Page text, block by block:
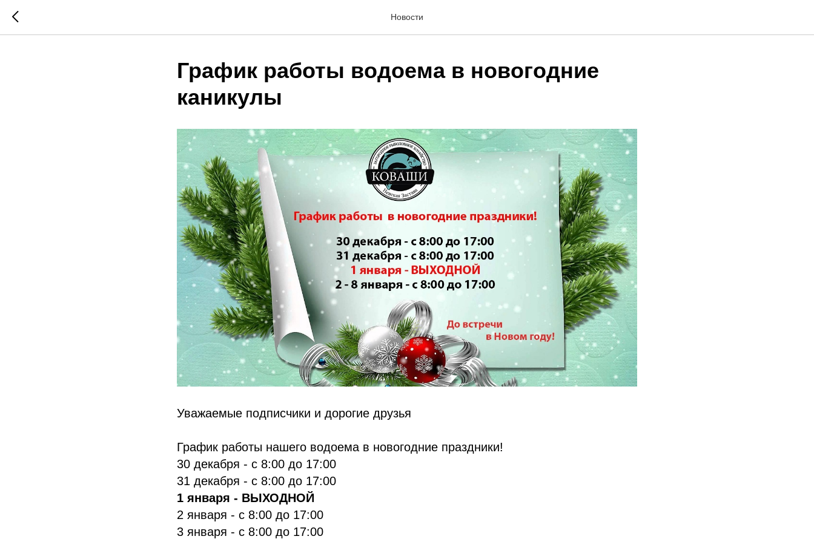
Новости
График работы водоема в новогодние
каникулы
Уважаемые подписчики и дорогие друзья
График работы нашего водоема в новогодние праздники!
30 декабря - с 8:00 до 17:00
31 декабря - с 8:00 до 17:00
1 января - ВЫХОДНОЙ
2 января - с 8:00 до 17:00
3 января - с 8:00 до 17:00